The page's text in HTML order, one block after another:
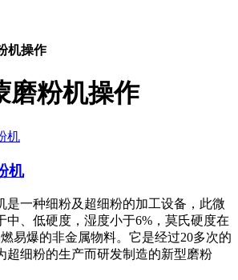
机操作
磨粉机操作
机
是一种细粉及超细粉的加工设备，此微
中、低硬度，湿度小于6%，莫氏硬度在
易爆的非金属物料。它是经过20多次的
超细粉的生产而研发制造的新型磨粉